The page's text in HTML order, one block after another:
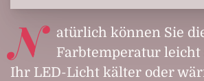
N
atürlich können Sie
Farbtemperatur leicht
Ihr LED-Licht kälter oder